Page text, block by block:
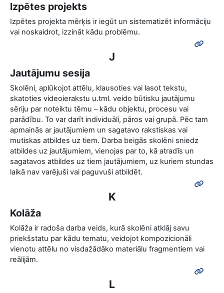
Izpētes projekts
Izpētes projekta mērķis ir iegūt un sistematizēt informāciju
vai noskaidrot, izzināt kādu problēmu.
J
Jautājumu sesija
Skolēni, aplūkojot attēlu, klausoties vai lasot tekstu,
skatoties videoierakstu u.tml. veido būtisku jautājumu
sēriju par noteiktu tēmu – kādu objektu, procesu vai
parādību. To var darīt individuāli, pāros vai grupā. Pēc tam
apmainās ar jautājumiem un sagatavo rakstiskas vai
mutiskas atbildes uz tiem. Darba beigās skolēni sniedz
atbildes uz jautājumiem, vienojas par to, kā atradīs un
sagatavos atbildes uz tiem jautājumiem, uz kuriem stundas
laikā nav varējuši vai paguvuši atbildēt.
K
Kolāža
Kolāža ir radoša darba veids, kurā skolēni atklāj savu
priekšstatu par kādu tematu, veidojot kompozicionāli
vienotu attēlu no visdažādāko materiālu fragmentiem vai
reālijām.
L